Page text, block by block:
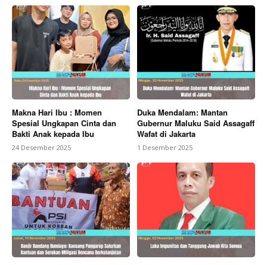
Makna Hari Ibu : Momen
Spesial Ungkapan Cinta dan
Bakti Anak kepada Ibu
24 Desember 2025
Duka Mendalam: Mantan
Gubernur Maluku Said Assagaff
Wafat di Jakarta
1 Desember 2025